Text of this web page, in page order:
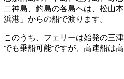
二神島、釣島の各島へは、松山
浜港」からの船で渡ります。
このうち、フェリーは始発の三
でも乗船可能ですが、高速船は